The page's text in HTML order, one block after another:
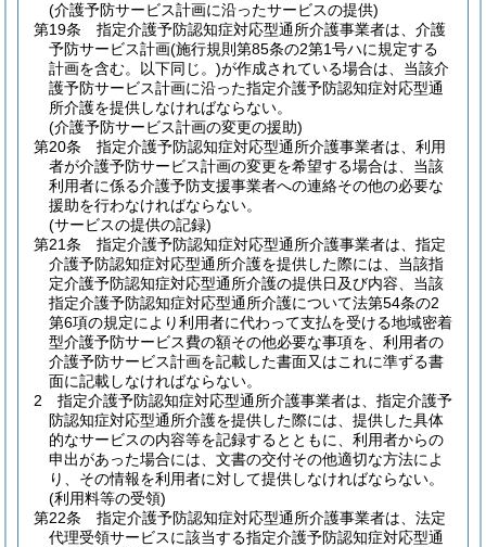
(介護予防サービス計画に沿ったサービスの提供)
第19条
指定介護予防認知症対応型通所介護事業者は、介護
予防サービス計画(施行規則第85条の2第1号ハに規定する
計画を含む。以下同じ。)が作成されている場合は、当該介
護予防サービス計画に沿った指定介護予防認知症対応型通
所介護を提供しなければならない。
(介護予防サービス計画の変更の援助)
第20条
指定介護予防認知症対応型通所介護事業者は、利用
者が介護予防サービス計画の変更を希望する場合は、当該
利用者に係る介護予防支援事業者への連絡その他の必要な
援助を行わなければならない。
(サービスの提供の記録)
第21条
指定介護予防認知症対応型通所介護事業者は、指定
介護予防認知症対応型通所介護を提供した際には、当該指
定介護予防認知症対応型通所介護の提供日及び内容、当該
指定介護予防認知症対応型通所介護について法第54条の2
第6項の規定により利用者に代わって支払を受ける地域密着
型介護予防サービス費の額その他必要な事項を、利用者の
介護予防サービス計画を記載した書面又はこれに準ずる書
面に記載しなければならない。
2
指定介護予防認知症対応型通所介護事業者は、指定介護予
防認知症対応型通所介護を提供した際には、提供した具体
的なサービスの内容等を記録するとともに、利用者からの
申出があった場合には、文書の交付その他適切な方法によ
り、その情報を利用者に対して提供しなければならない。
(利用料等の受領)
第22条
指定介護予防認知症対応型通所介護事業者は、法定
代理受領サービスに該当する指定介護予防認知症対応型通